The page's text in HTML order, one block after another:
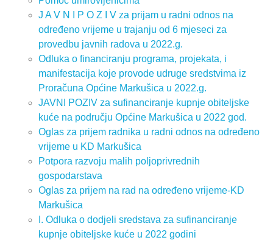
J A V N I P O Z I V za prijam u radni odnos na
određeno vrijeme u trajanju od 6 mjeseci za
provedbu javnih radova u 2022.g.
Odluka o financiranju programa, projekata, i
manifestacija koje provode udruge sredstvima iz
Proračuna Općine Markušica u 2022.g.
JAVNI POZIV za sufinanciranje kupnje obiteljske
kuće na području Općine Markušica u 2022 god.
Oglas za prijem radnika u radni odnos na određeno
vrijeme u KD Markušica
Potpora razvoju malih poljoprivrednih
gospodarstava
Oglas za prijem na rad na određeno vrijeme-KD
Markušica
I. Odluka o dodjeli sredstava za sufinanciranje
kupnje obiteljske kuće u 2022 godini